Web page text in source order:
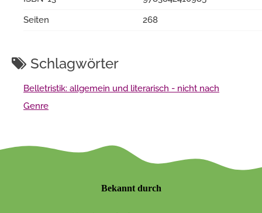
Seiten
268
Schlagwörter
Belletristik: allgemein und literarisch - nicht nach
Genre
Bekannt durch